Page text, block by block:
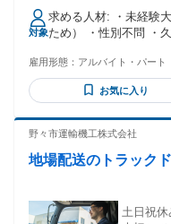
給1,330円 22:00～24:00 時給1,729円（深夜割増込み） ・交
通費支給 電車代全額支給（新幹線・特急除く） バス代全額支
給 自動車通勤：距離に応じた金額支給 ◆試用期間2ヶ月あり
（同条件）
対象
求める人材: ・未経験大歓迎！ ※18歳以上（深夜業務も含む
ため） ・性別不問 ・久しぶりのお仕事OK ・初めてのアルバ
迎！ ★20代・30代
雇用形態： アルバイト・パート
お気に入り
野々市運輸機工株式会社
地場配送のトラック
土日祝